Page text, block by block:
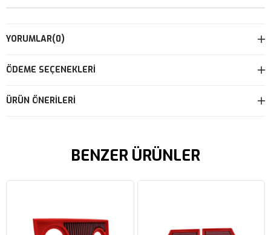
YORUMLAR(0)
ÖDEME SEÇENEKLERI
ÜRÜN ÖNERILERI
BENZER ÜRÜNLER